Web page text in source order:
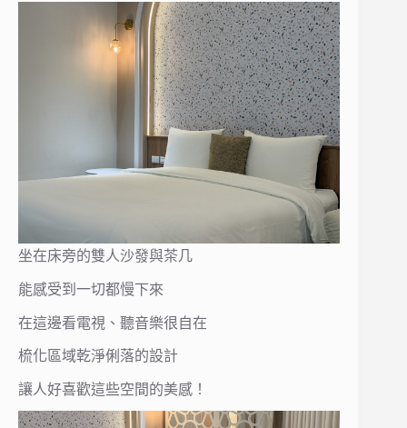
坐在床旁的雙人沙發與茶几
能感受到一切都慢下來
在這邊看電視、聽音樂很自在
梳化區域乾淨俐落的設計
讓人好喜歡這些空間的美感！